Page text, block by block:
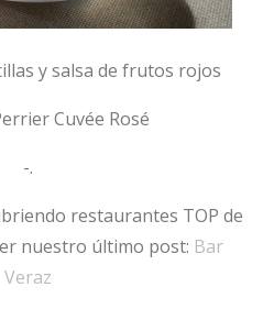
y salsa de frutos rojos
Cuvée Rosé
-.
restaurantes TOP de
nuestro último post: Bar
Veraz